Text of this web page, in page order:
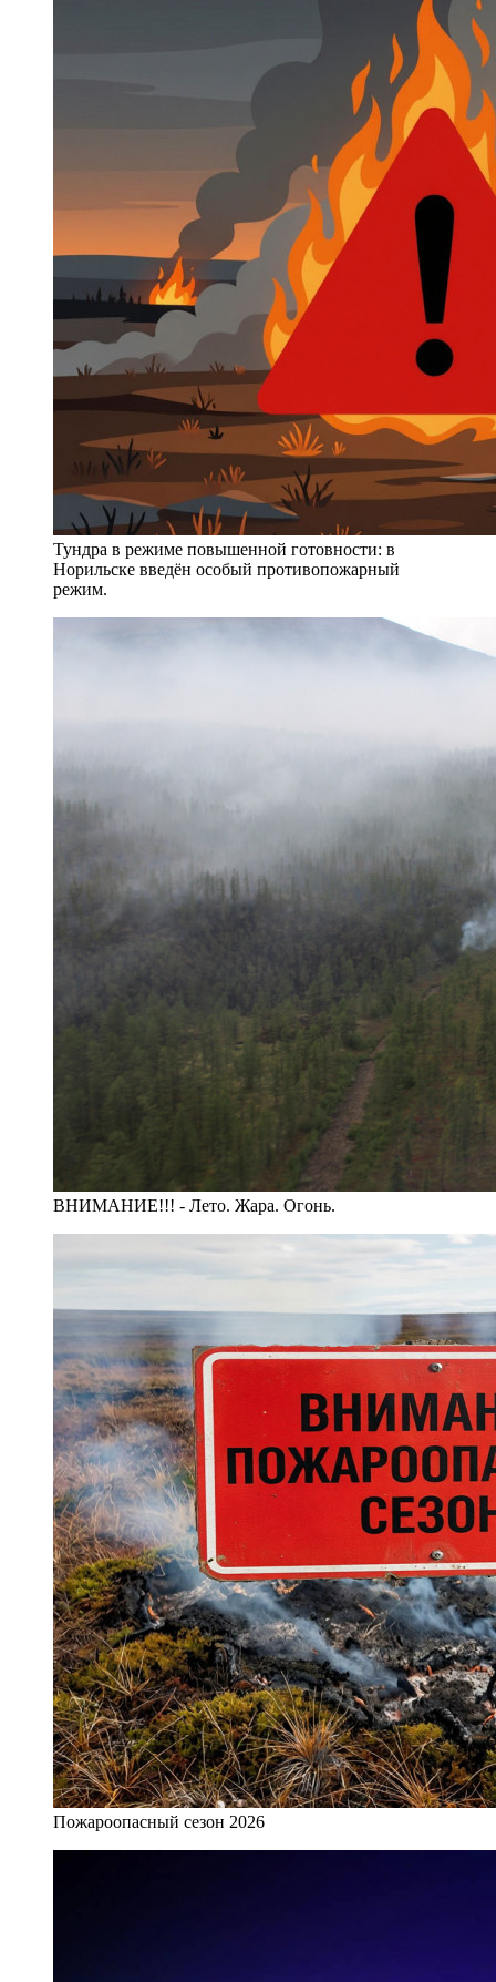
Тундра в режиме повышенной готовности: в
Норильске введён особый противопожарный
режим.
ВНИМАНИЕ!!! - Лето. Жара. Огонь.
Пожароопасный сезон 2026